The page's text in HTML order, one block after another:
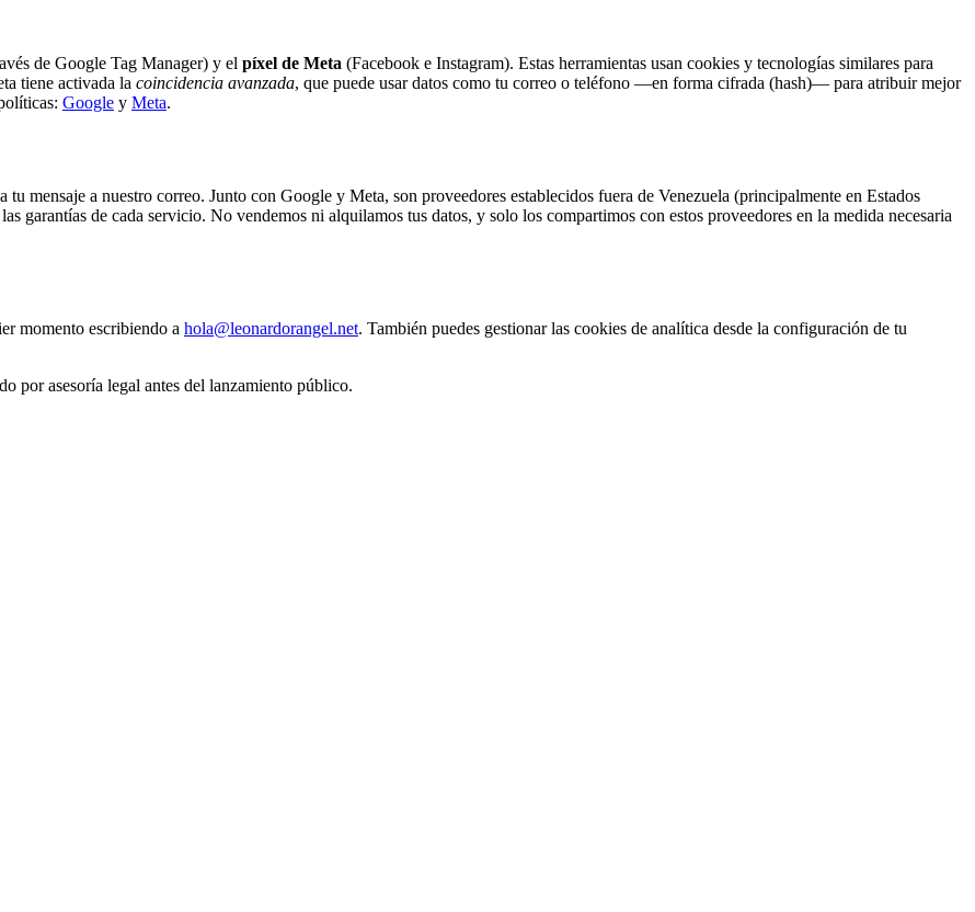
de Google Tag Manager) y el píxel de Meta (Facebook e Instagram). Estas herramientas usan cookies y tecnologías similares para
tiene activada la coincidencia avanzada, que puede usar datos como tu correo o teléfono —en forma cifrada (hash)— para atribuir mejor
Google y Meta.
tu mensaje a nuestro correo. Junto con Google y Meta, son proveedores establecidos fuera de Venezuela (principalmente en Estados
garantías de cada servicio. No vendemos ni alquilamos tus datos, y solo los compartimos con estos proveedores en la medida necesaria
momento escribiendo a hola@leonardorangel.net. También puedes gestionar las cookies de analítica desde la configuración de tu
por asesoría legal antes del lanzamiento público.